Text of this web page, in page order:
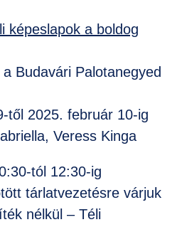
képeslapok a boldog
Budavári Palotanegyed
től 2025. február 10-ig
Veress Kinga
tól 12:30-ig
tárlatvezetésre várjuk
nélkül – Téli